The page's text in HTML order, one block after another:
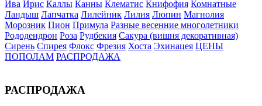
Ива Ирис Каллы Канны Клематис Книфофия Комнатные
Ландыш Лапчатка Лилейник Лилия Люпин Магнолия
Морозник Пион Примула Разные весенние многолетники
Рододендрон Роза Рудбекия Сакура (вишня декоративная)
Сирень Спирея Флокс Фрезия Хоста Эхинацея ЦЕНЫ
ПОПОЛАМ РАСПРОДАЖА
РАСПРОДАЖА